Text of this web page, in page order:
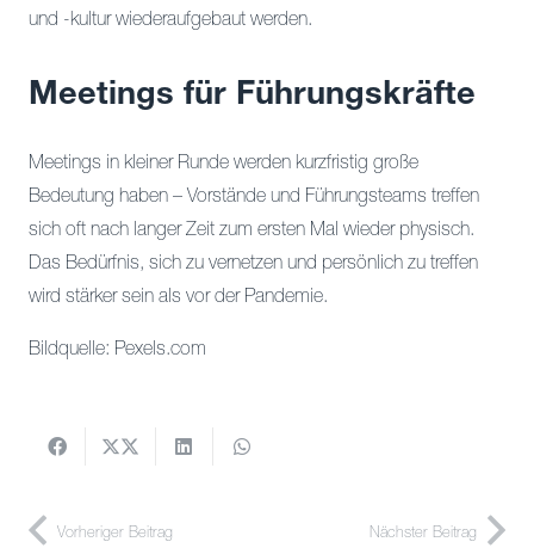
und -kultur wiederaufgebaut werden.
Meetings für Führungskräfte
Meetings in kleiner Runde werden kurzfristig große
Bedeutung haben – Vorstände und Führungsteams treffen
sich oft nach langer Zeit zum ersten Mal wieder physisch.
Das Bedürfnis, sich zu vernetzen und persönlich zu treffen
wird stärker sein als vor der Pandemie.
Bildquelle: Pexels.com
Vorheriger Beitrag Nächster Beitrag